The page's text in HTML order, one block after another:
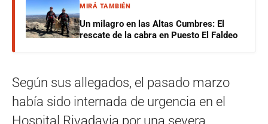
MIRÁ TAMBIÉN
Un milagro en las Altas Cumbres: El
rescate de la cabra en Puesto El Faldeo
Según sus allegados, el pasado marzo
había sido internada de urgencia en el
Hospital Rivadavia por una severa